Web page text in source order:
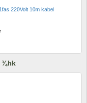
220Volt 10m kabel
¾hk